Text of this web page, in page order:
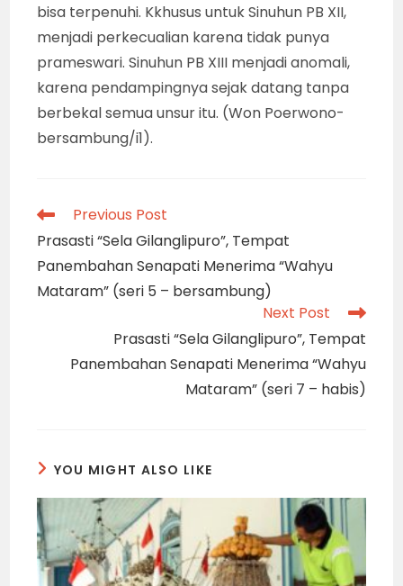
bisa terpenuhi. Kkhusus untuk Sinuhun PB XII,
menjadi perkecualian karena tidak punya
prameswari. Sinuhun PB XIII menjadi anomali,
karena pendampingnya sejak datang tanpa
berbekal semua unsur itu. (Won Poerwono-
bersambung/i1).
Read
articles
Previous Post
Prasasti “Sela Gilanglipuro”, Tempat
Panembahan Senapati Menerima “Wahyu
Mataram” (seri 5 – bersambung)
Next Post
Prasasti “Sela Gilanglipuro”, Tempat
Panembahan Senapati Menerima “Wahyu
Mataram” (seri 7 – habis)
YOU MIGHT ALSO LIKE